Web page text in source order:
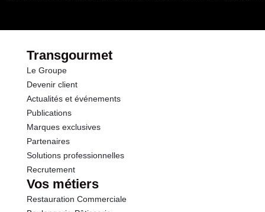
Transgourmet
Le Groupe
Devenir client
Actualités et événements
Publications
Marques exclusives
Partenaires
Solutions professionnelles
Recrutement
Vos métiers
Restauration Commerciale